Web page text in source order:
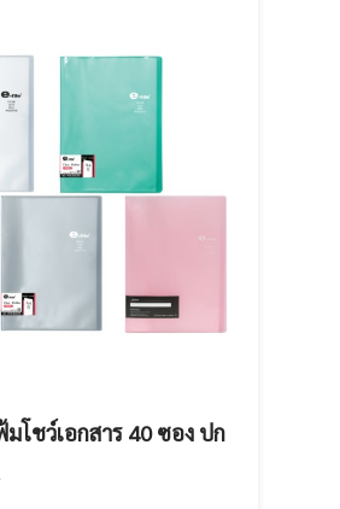
โชว์เอกสาร 40 ซอง ปก